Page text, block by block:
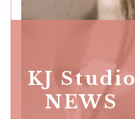
KJ Studio
NEWS